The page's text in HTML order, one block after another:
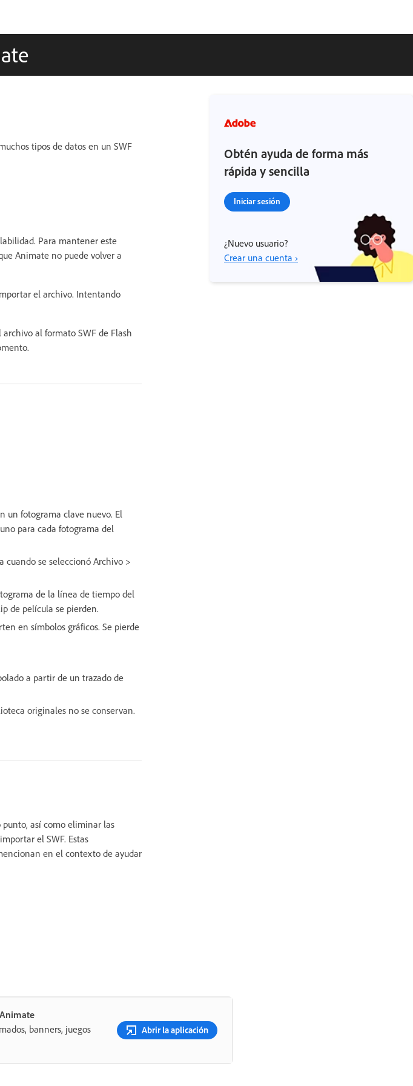
tipos de datos en un SWF
Para mantener este
Animate no puede volver a
el archivo. Intentando
al formato SWF de Flash
un fotograma clave nuevo. El
para cada fotograma del
cuando se seleccionó Archivo >
de la línea de tiempo del
de película se pierden.
en símbolos gráficos. Se pierde
a partir de un trazado de
originales no se conservan.
así como eliminar las
el SWF. Estas
en el contexto de ayudar
Obtén ayuda de forma más
rápida y sencilla
Iniciar sesión
¿Nuevo usuario?
Crear una cuenta ›
banners, juegos
Abrir la aplicación